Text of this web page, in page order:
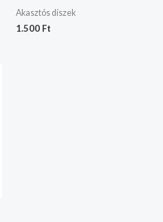
Akasztós díszek
1.500 Ft